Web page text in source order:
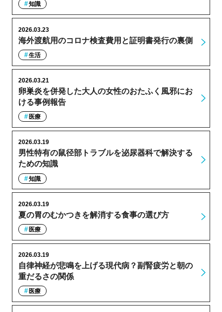
知識
海外渡航用のコロナ検査費用と証明書発行の裏側
2026.03.23
生活
卵巣炎を併発した大人の女性のおたふく風邪にお
ける事例報告
2026.03.21
医療
男性特有の鼠径部トラブルを泌尿器科で解決する
ための知識
2026.03.19
知識
夏の胃のむかつきを解消する食事の選び方
2026.03.19
医療
自律神経が悲鳴を上げる現代病？副腎疲労と朝の
重だるさの関係
2026.03.19
医療